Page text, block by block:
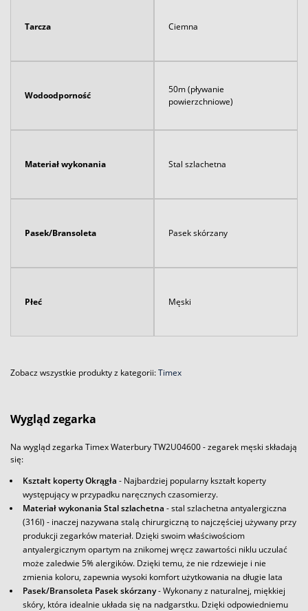
Tarcza Ciemna
Wodoodporność
50m (pływanie
powierzchniowe)
Materiał wykonania Stal szlachetna
Pasek/Bransoleta Pasek skórzany
Płeć Męski
Zobacz wszystkie produkty z kategorii:Timex
Wygląd zegarka
Na wygląd zegarka Timex Waterbury TW2U04600 - zegarek męski składają
się:
Kształt koperty Okrągła - Najbardziej popularny kształt koperty
występujący w przypadku naręcznych czasomierzy.
Materiał wykonania Stal szlachetna - stal szlachetna antyalergiczna
(316l) - inaczej nazywana stalą chirurgiczną to najczęściej używany przy
produkcji zegarków materiał. Dzięki swoim właściwościom
antyalergicznym opartym na znikomej wręcz zawartości niklu uczulać
może zaledwie 5% alergików. Dzięki temu, że nie rdzewieje i nie
zmienia koloru, zapewnia wysoki komfort użytkowania na długie lata
Pasek/Bransoleta Pasek skórzany- Wykonany z naturalnej, miękkiej
skóry, która idealnie układa się na nadgarstku. Dzięki odpowiedniemu